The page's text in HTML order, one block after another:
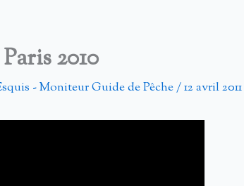
2010
- Moniteur Guide de Pêche/12 avril 2011